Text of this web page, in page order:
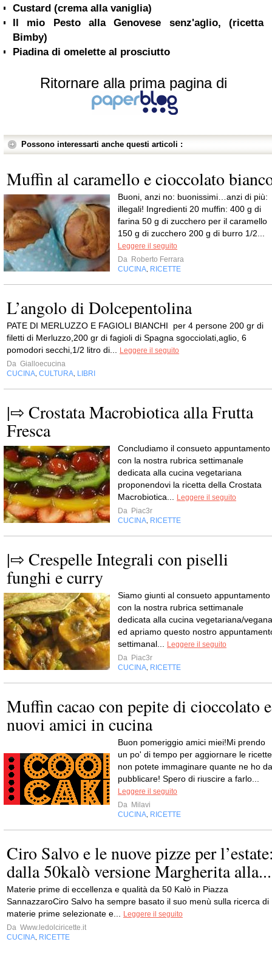
Custard (crema alla vaniglia)
Il mio Pesto alla Genovese senz'aglio, (ricetta
Bimby)
Piadina di omelette al prosciutto
Ritornare alla prima pagina di
Possono interessarti anche questi articoli :
Muffin al caramello e cioccolato
Buoni, anzi no: buonissimi…anzi di più:
illegali! Ingredienti 20 muffin: 400 g di
farina 50 g di zucchero per il caramello
150 g di zucchero 200 g di burro 1/2...
Leggere il seguito
Da Roberto Ferrara
CUCINA RICETTE
L’angolo di Dolcepentolina
PATE DI MERLUZZO E FAGIOLI BIANCHI per 4 persone 200 gr di
filetti di Merluzzo,200 gr di fagioli di Spagna sgocciolati,aglio, 6
pomodori secchi,1/2 litro di...
Leggere il seguito
Da Gialloecucina
CUCINA CULTURA LIBRI
|⇨ Crostata Macrobiotica alla Frutta
Fresca
Concludiamo il consueto appuntamento
con la nostra rubrica settimanale
dedicata alla cucina vegetariana
proponendovi la ricetta della Crostata
Macrobiotica...
Leggere il seguito
Da Piac3r
CUCINA RICETTE
|⇨ Crespelle Integrali con piselli
funghi e curry
Siamo giunti al consueto appuntamento
con la nostra rubrica settimanale
dedicata alla cucina vegetariana/vegana
ed apriamo questo nostro
settimanal...
Leggere il seguito
Da Piac3r
CUCINA RICETTE
Muffin cacao con pepite di cioccolato e
nuovi amici in cucina
Buon pomeriggio amici miei!Mi prendo
un po' di tempo per aggiornare le
non potete immaginare quante ne ho da
pubblicare! Spero di riuscire a farlo...
Leggere il seguito
Da Milavi
CUCINA RICETTE
Ciro Salvo e le nuove pizze per
dalla 50kalò versione Margherita alla...
Materie prime di eccellenza e qualità da 50 Kalò in Piazza
SannazzaroCiro Salvo ha sempre basato il suo menù sulla ricerca di
materie prime selezionate e...
Leggere il seguito
Da Www.ledolciricette.it
CUCINA RICETTE